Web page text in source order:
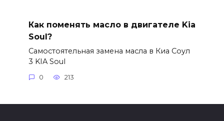
Как поменять масло в двигателе Kia
Soul?
Самостоятельная замена масла в Киа Соул
3 KIA Soul
0 213